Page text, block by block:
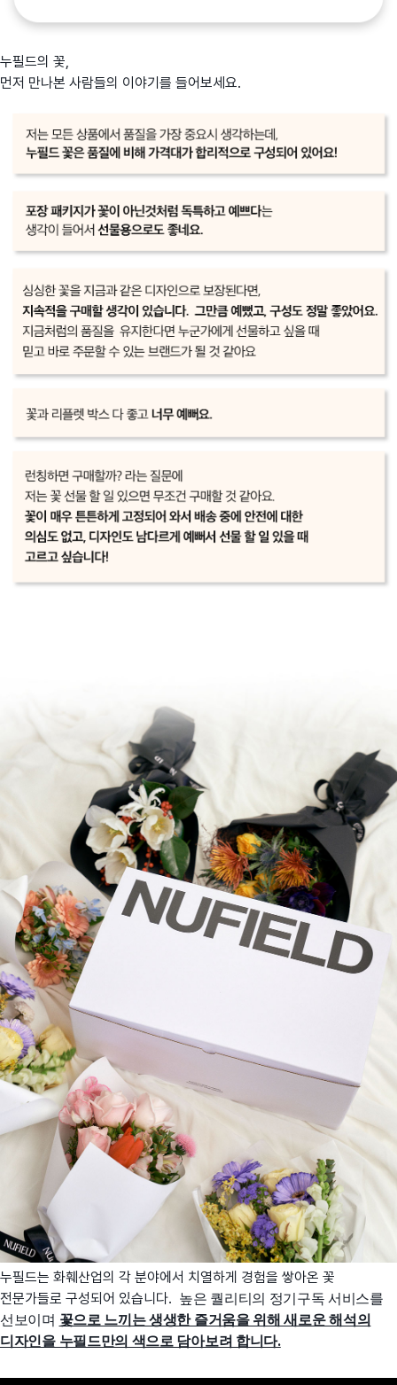
누필드의 꽃,
먼저 만나본 사람들의 이야기를 들어보세요.
누필드는 화훼산업의 각 분야에서 치열하게 경험을 쌓아온 꽃
전문가들로 구성되어 있습니다. 높은 퀄리티의 정기구독 서비스를
선보이며 꽃으로 느끼는 생생한 즐거움을 위해 새로운 해석의
디자인을 누필드만의 색으로 담아보려 합니다.